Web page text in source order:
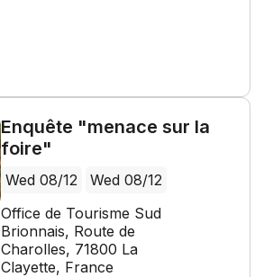
Enquête "menace sur la
foire"
Wed 08/12
Wed 08/12
Office de Tourisme Sud
Brionnais, Route de
Charolles, 71800 La
Clayette, France